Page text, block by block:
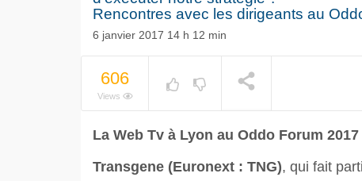
NOW PLAYING
Rencontres avec les dirigeants au
6 janvier 2017 14 h 12 min
606
Views
La Web Tv à Lyon au Oddo Forum
Transgene (Euronext : TNG), qui fait